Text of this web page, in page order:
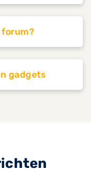
forum?
gadgets